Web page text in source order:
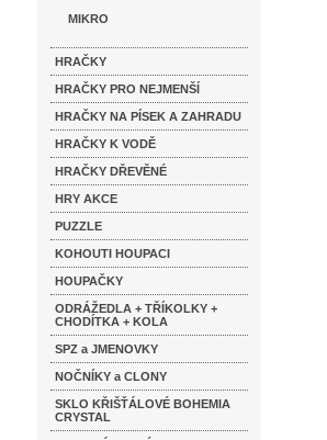
MIKRO
HRAČKY
HRAČKY PRO NEJMENŠÍ
HRAČKY NA PÍSEK A ZAHRADU
HRAČKY K VODĚ
HRAČKY DŘEVĚNÉ
HRY AKCE
PUZZLE
KOHOUTI HOUPACI
HOUPAČKY
ODRÁŽEDLA + TŘÍKOLKY +
CHODÍTKA + KOLA
SPZ a JMENOVKY
NOČNÍKY a CLONY
SKLO KŘIŠŤÁLOVÉ BOHEMIA
CRYSTAL